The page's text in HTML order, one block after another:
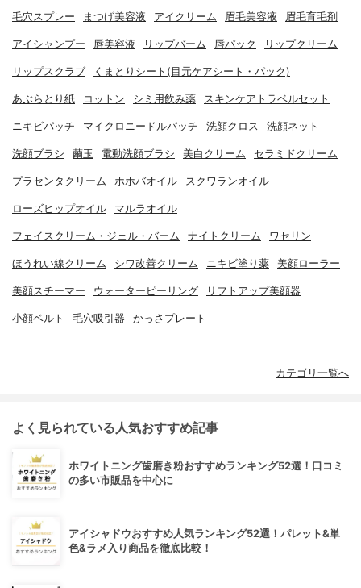
毛穴スプレー まつげ美容液 アイクリーム 眉毛美容液 眉毛育毛剤
アイシャンプー 唇美容液 リップバーム 唇パック リップクリーム
リップスクラブ くまとりシート(目元ケアシート・パック)
あぶらとり紙 コットン シミ用飲み薬 スキンケアトラベルセット
ニキビパッチ マイクロニードルパッチ 洗顔クロス 洗顔ネット
洗顔ブラシ 繭玉 電動洗顔ブラシ 美白クリーム セラミドクリーム
プラセンタクリーム ホホバオイル スクワランオイル
ローズヒップオイル マルラオイル
フェイスクリーム・ジェル・バーム ナイトクリーム ワセリン
ほうれい線クリーム シワ改善クリーム ニキビ塗り薬 美顔ローラー
美顔スチーマー ウォーターピーリング リフトアップ美顔器
小顔ベルト 毛穴吸引器 かっさプレート
カテゴリ一覧へ
よく見られている人気おすすめ記事
ホワイトニング歯磨き粉おすすめランキング52選！口コミ
の多い市販品を中心に
アイシャドウおすすめ人気ランキング52選！パレット&単
色&ラメ入り商品を徹底比較！